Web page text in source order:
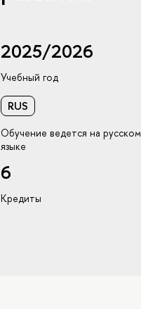
2025/2026
Учебный год
RUS
Обучение ведется на русском
языке
6
Кредиты